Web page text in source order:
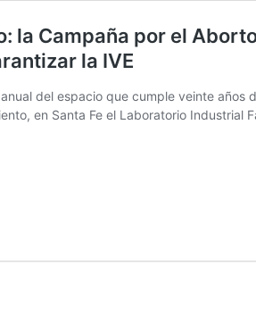
la Campaña por el
la IVE
del espacio que cumple veinte
en Santa Fe el Laboratorio Industrial